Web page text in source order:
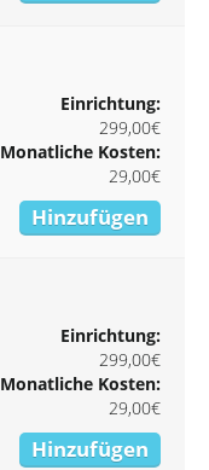
Einrichtung:
299,00€
Monatliche Kosten:
29,00€
Hinzufügen
Einrichtung:
299,00€
Monatliche Kosten:
29,00€
Hinzufügen